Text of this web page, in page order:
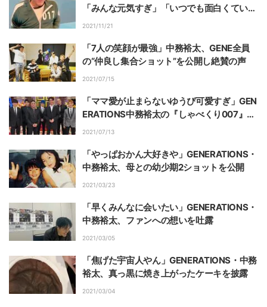
「みんな元気すぎ」「いつでも面白くていい
ね」と反響
2021/11/21
「7人の笑顔が最強」中務裕太、GENE全員
の“仲良し集合ショット”を公開し絶賛の声
2021/07/15
「ママ愛が止まらないゆうぴ可愛すぎ」GEN
ERATIONS中務裕太の『しゃべくり007』出
演報告に反響
2021/07/13
「やっぱおかん大好きや」GENERATIONS・
中務裕太、母との幼少期2ショットを公開
2021/03/23
「早くみんなに会いたい」GENERATIONS・
中務裕太、ファンへの想いを吐露
2021/03/05
「焦げた宇宙人やん」GENERATIONS・中務
裕太、真っ黒に焼き上がったケーキを披露
2021/03/04